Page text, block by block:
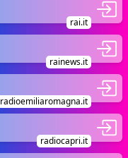
rai.it
rainews.it
radioemiliaromagna.it
radiocapri.it